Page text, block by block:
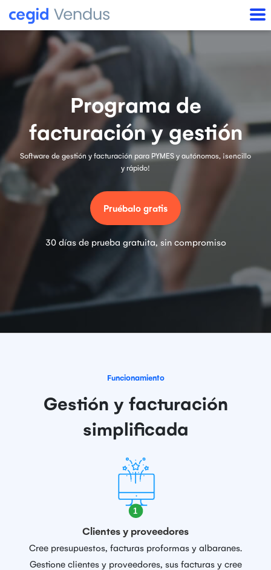
Programa de
facturación y gestión
Software de gestión y facturación para PYMES y autónomos, ¡sencillo
y rápido!
Pruébalo gratis
30 días de prueba gratuita, sin compromiso
Funcionamiento
Gestión y facturación
simplificada
Clientes y proveedores
Cree presupuestos, facturas proformas y albaranes.
Gestione clientes y proveedores, sus facturas y cree